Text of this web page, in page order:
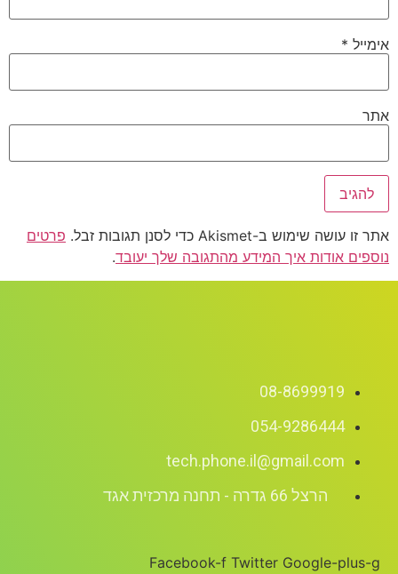
אימייל *
אתר
אתר זו עושה שימוש ב-Akismet כדי לסנן תגובות זבל.
פרטים
נוספים אודות איך המידע מהתגובה שלך יעובד.
08-8699919
054-9286444
tech.phone.il@gmail.com
הרצל 66 גדרה - תחנה מרכזית אגד
Facebook-f Twitter Google-plus-g